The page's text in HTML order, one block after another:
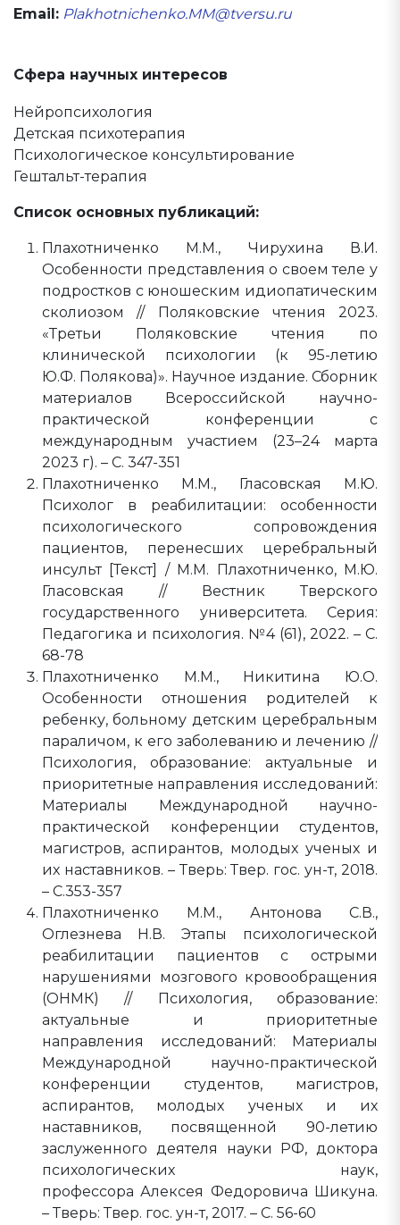
Email: Plakhotnichenko.MM@tversu.ru
Сфера научных интересов
Нейропсихология
Детская психотерапия
Психологическое консультирование
Гештальт-терапия
Список основных публикаций:
Плахотниченко М.М., Чирухина В.И.
Особенности представления о своем теле у
подростков с юношеским идиопатическим
сколиозом // Поляковские чтения 2023.
«Третьи Поляковские чтения по
клинической психологии (к 95-летию
Ю.Ф. Полякова)». Научное издание. Сборник
материалов Всероссийской научно-
практической конференции с
международным участием (23–24 марта
2023 г). – С. 347-351
Плахотниченко М.М., Гласовская М.Ю.
Психолог в реабилитации: особенности
психологического сопровождения
пациентов, перенесших церебральный
инсульт [Текст] / М.М. Плахотниченко, М.Ю.
Гласовская // Вестник Тверского
государственного университета. Серия:
Педагогика и психология. №4 (61), 2022. – С.
68-78
Плахотниченко М.М., Никитина Ю.О.
Особенности отношения родителей к
ребенку, больному детским церебральным
параличом, к его заболеванию и лечению //
Психология, образование: актуальные и
приоритетные направления исследований:
Материалы Международной научно-
практической конференции студентов,
магистров, аспирантов, молодых ученых и
их наставников. – Тверь: Твер. гос. ун-т, 2018.
– С.353-357
Плахотниченко М.М., Антонова С.В.,
Оглезнева Н.В. Этапы психологической
реабилитации пациентов с острыми
нарушениями мозгового кровообращения
(ОНМК) // Психология, образование:
актуальные и приоритетные
направления исследований: Материалы
Международной научно-практической
конференции студентов, магистров,
аспирантов, молодых ученых и их
наставников, посвященной 90-летию
заслуженного деятеля науки РФ, доктора
психологических наук,
профессора Алексея Федоровича Шикуна.
– Тверь: Твер. гос. ун-т, 2017. – С. 56-60